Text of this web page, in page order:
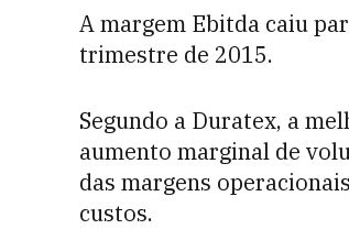
A margem Ebitda caiu
trimestre de 2015.
Segundo a Duratex, a
aumento marginal de
das margens
custos.